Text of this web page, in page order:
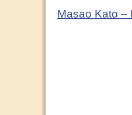
Masao Kato –